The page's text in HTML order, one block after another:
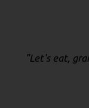
"Let's eat,